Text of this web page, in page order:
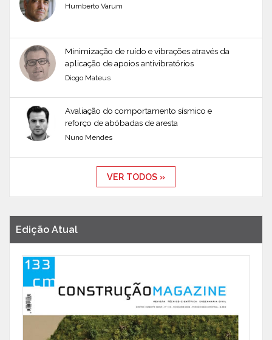
Humberto Varum
Minimização de ruído e vibrações através da
aplicação de apoios antivibratórios
Diogo Mateus
Avaliação do comportamento sísmico e
reforço de abóbadas de aresta
Nuno Mendes
VER TODOS »
Edição Atual